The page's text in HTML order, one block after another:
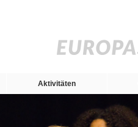
Aktivitäten